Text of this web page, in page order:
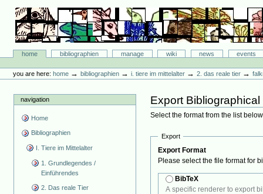
content.
navigation
Bibliographie-Portal
Sectionshome bibliographien manage wiki news
events
tools
you are here: home →bibliographien →i. tiere im mittelalter →2. das reale tier →
navigation
Home
Bibliographien
I. Tiere im Mittelalter
1. Grundlegendes /
Einführendes
2. Das reale Tier
Export
Select the format from the list
Export
Export Format
Please select the file format for
BibTeX
A specific renderer to export